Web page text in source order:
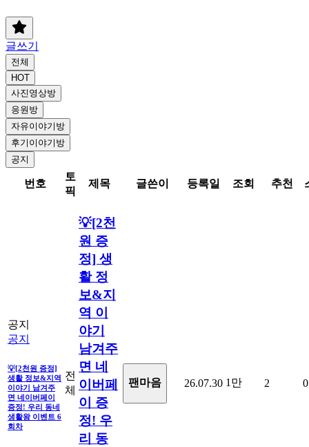
글쓰기
전체
HOT
사진영상방
응원방
자유이야기방
후기이야기방
공지
번호
토
픽
제목 글쓴이 등록일 조회 추천
공지
공지
💡[2천원 증정]
생활 정보&지역
이야기 남겨주
면 네이버페이
증정! 우리 동네
생활왕 이벤트 6
회차
전
체
💡[2천
원 증
정] 생
활 정
보&지
역 이
야기
남겨주
면 네
이버페
이 증
정! 우
리 동
팬마음ㅤ 26.07.30 1만 2 0